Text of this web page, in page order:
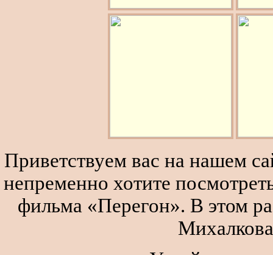
Приветствуем вас на нашем
непременно хотите
фильма «Перегон». В этом